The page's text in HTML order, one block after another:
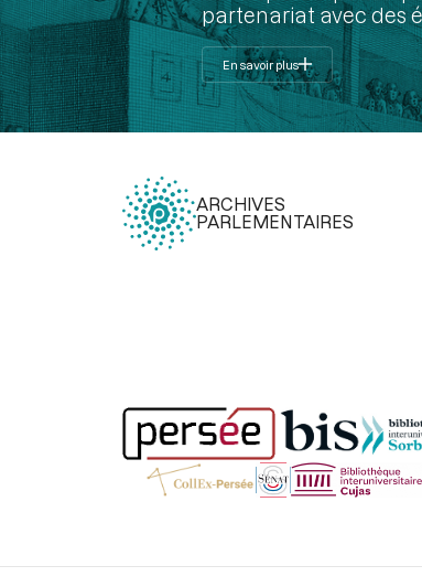
partenariat avec des
En savoir plus
ARCHIVES
PARLEMENTAIRES
Légal